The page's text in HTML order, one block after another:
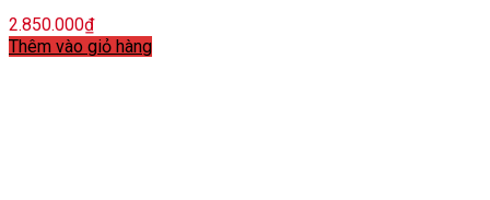
2.850.000₫
Thêm vào giỏ hàng